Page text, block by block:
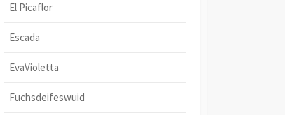
El Picaflor
Escada
EvaVioletta
Fuchsdeifeswuid